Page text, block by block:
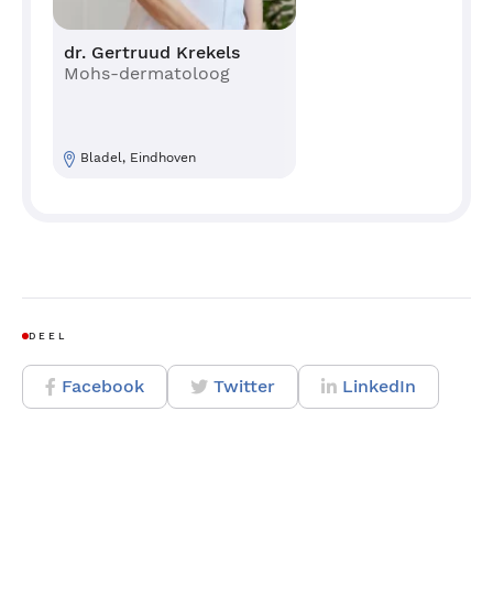
dr. Gertruud Krekels
Mohs-dermatoloog
Bladel, Eindhoven
DEEL
Facebook Twitter LinkedIn